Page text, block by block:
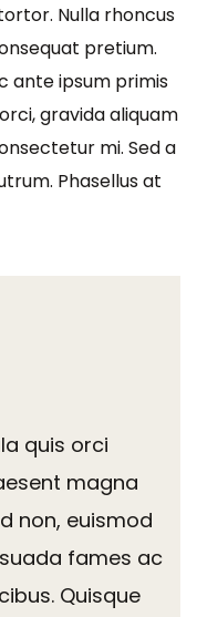
Nulla rhoncus
pretium.
ante ipsum primis
gravida aliquam
mi. Sed a
Phasellus at
quis orci
magna
non, euismod
fames ac
Quisque